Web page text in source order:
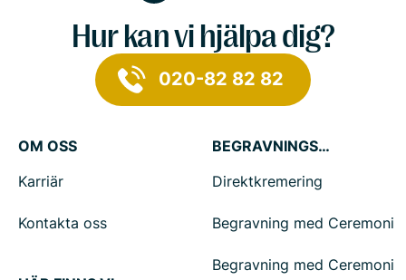
Hur kan vi hjälpa dig?
020-82 82 82
OM OSS
Karriär
Kontakta oss
BEGRAVNINGSTJÄNSTER
Direktkremering
Begravning med Ceremoni
Begravning med Ceremoni